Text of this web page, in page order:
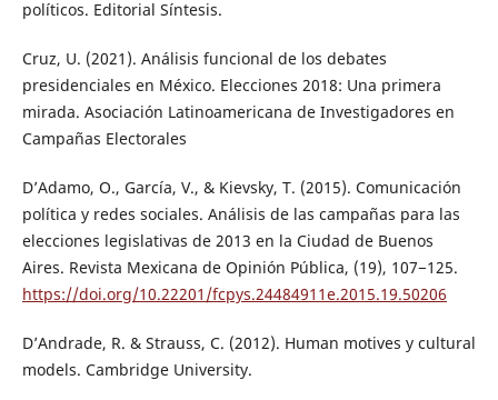
políticos. Editorial Síntesis.
Cruz, U. (2021). Análisis funcional de los debates
presidenciales en México. Elecciones 2018: Una primera
mirada. Asociación Latinoamericana de Investigadores en
Campañas Electorales
D’Adamo, O., García, V., & Kievsky, T. (2015). Comunicación
política y redes sociales. Análisis de las campañas para las
elecciones legislativas de 2013 en la Ciudad de Buenos
Aires. Revista Mexicana de Opinión Pública, (19), 107−125.
https://doi.org/10.22201/fcpys.24484911e.2015.19.50206
D’Andrade, R. & Strauss, C. (2012). Human motives y cultural
models. Cambridge University.